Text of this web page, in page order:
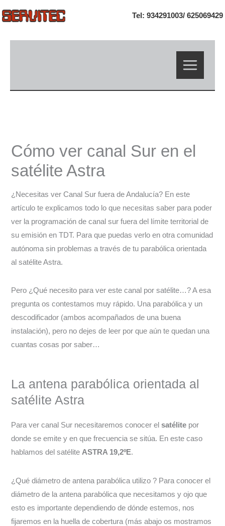
al
Tel: 934291003/ 625069429
Cómo ver canal Sur en el
satélite Astra
¿Necesitas ver Canal Sur fuera de Andalucía? En este
artículo te explicamos todo lo que necesitas saber para poder
ver la programación de canal sur fuera del límite territorial de
su emisión en TDT. Para que puedas verlo en otra comunidad
autónoma sin problemas a través de tu parabólica orientada
al satélite Astra.
Pero ¿Qué necesito para ver este canal por satélite…? A esa
pregunta os contestamos muy rápido. Una parabólica y un
descodificador (ambos acompañados de una buena
instalación), pero no dejes de leer por que aún te quedan una
cuantas cosas por saber…
La antena parabólica orientada al
satélite Astra
Para ver canal Sur necesitaremos conocer elsatélite por
donde se emite y en que frecuencia se sitúa. En este caso
hablamos del satéliteASTRA 19,2ºE.
¿Qué diámetro de antena parabólica utilizo ? Para conocer el
diámetro de la antena parabólica que necesitamos y ojo que
esto es importante dependiendo de dónde estemos, nos
fijaremos en la huella de cobertura (más abajo os mostramos